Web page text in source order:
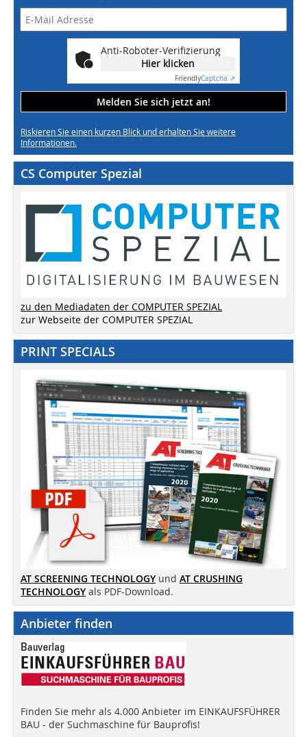
Anti-Roboter-Verifizierung
Hier klicken
FriendlyCaptcha ⇗
Melden Sie sich jetzt an!
Riskieren Sie einen kurzen Blick und erhalten Sie weitere
Informationen.
CS Computer Spezial
zu den Mediadaten der COMPUTER SPEZIAL
zur Webseite der COMPUTER SPEZIAL
PRINT SPECIALS
AT SCREENING TECHNOLOGY und AT CRUSHING
TECHNOLOGY als PDF-Download.
Anbieter finden
Finden Sie mehr als 4.000 Anbieter im EINKAUFSFÜHRER
BAU - der Suchmaschine für Bauprofis!